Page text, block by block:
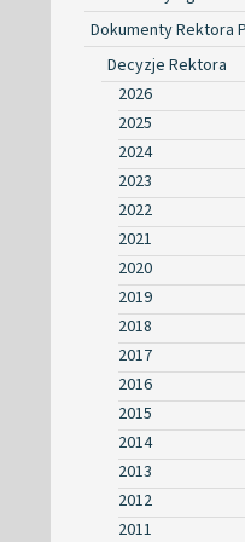
Dokumenty Rektora
Decyzje Rektora
2026
2025
2024
2023
2022
2021
2020
2019
2018
2017
2016
2015
2014
2013
2012
2011